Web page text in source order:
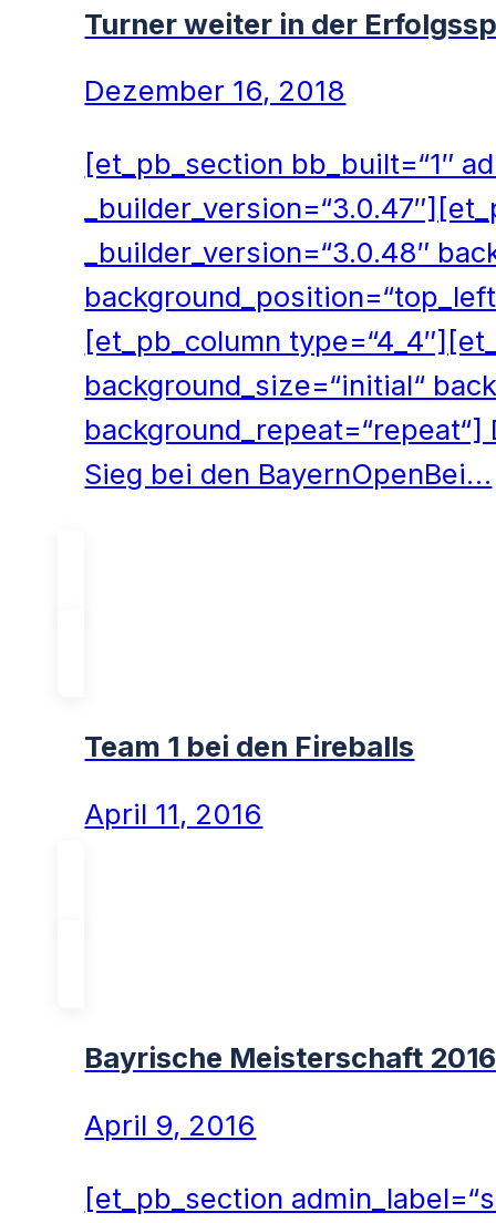
Turner weiter in der
Dezember 16, 2018
[et_pb_section bb_built=“1″
_builder_version=“3.0.48″
[et_pb_column
background_size=“initial“
Sieg bei den BayernOpenBei…
Team 1 bei den Fireballs
April 11, 2016
Bayrische Meisterschaft 2016
April 9, 2016
[et_pb_section